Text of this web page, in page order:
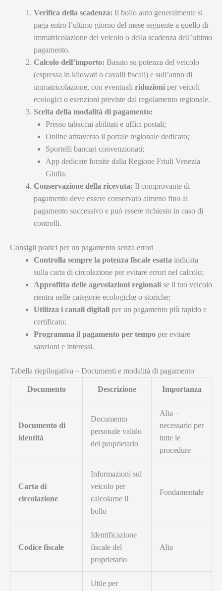
Verifica della scadenza: Il bollo auto generalmente si
paga entro l’ultimo giorno del mese seguente a quello di
immatricolazione del veicolo o della scadenza dell’ultimo
pagamento.
Calcolo dell’importo: Basato su potenza del veicolo
(espressa in kilowatt o cavalli fiscali) e sull’anno di
immatricolazione, con eventuali riduzioni per veicoli
ecologici o esenzioni previste dal regolamento regionale.
Scelta della modalità di pagamento:
Presso tabaccai abilitati e uffici postali;
Online attraverso il portale regionale dedicato;
Sportelli bancari convenzionati;
App dedicate fornite dalla Regione Friuli Venezia
Giulia.
Conservazione della ricevuta: Il comprovante di
pagamento deve essere conservato almeno fino al
pagamento successivo e può essere richiesto in caso di
controlli.
Consigli pratici per un pagamento senza errori
Controlla sempre la potenza fiscale esatta indicata
sulla carta di circolazione per evitare errori nel calcolo;
Approfitta delle agevolazioni regionali se il tuo veicolo
rientra nelle categorie ecologiche o storiche;
Utilizza i canali digitali per un pagamento più rapido e
certificato;
Programma il pagamento per tempo per evitare
sanzioni e interessi.
Tabella riepilogativa – Documenti e modalità di pagamento
Documento Descrizione Importanza
Documento di
identità
Documento
personale valido
del proprietario
Alta –
necessario per
tutte le
procedure
Carta di
circolazione
Informazioni sul
veicolo per
calcolarne il
bollo
Fondamentale
Codice fiscale
Identificazione
fiscale del
proprietario
Alta
Utile per